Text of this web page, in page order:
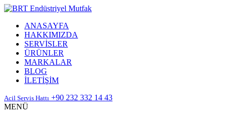
ANASAYFA
HAKKIMIZDA
SERVİSLER
ÜRÜNLER
MARKALAR
BLOG
İLETİŞİM
Acil Servis Hattı +90 232 332 14 43
MENÜ